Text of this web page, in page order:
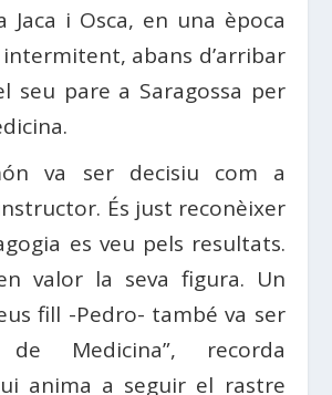
Jaca i Osca, en una època
abans d’arribar
seu pare a Saragossa per
va ser decisiu com a
És just reconèixer
es veu pels resultats.
valor la seva figura. Un
fill -Pedro- també va ser
de Medicina”, recorda
anima a seguir el rastre